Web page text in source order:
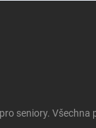
seniory. Všechna